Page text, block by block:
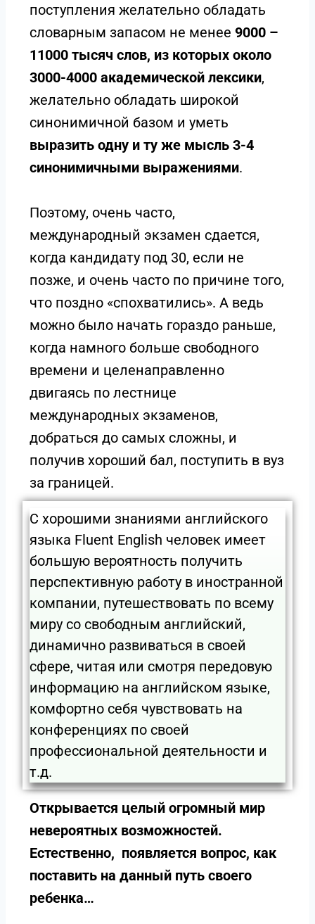
поступления желательно обладать
словарным запасом не менее 9000 –
11000 тысяч слов, из которых около
3000-4000 академической лексики,
желательно обладать широкой
синонимичной базом и уметь
выразить одну и ту же мысль 3-4
синонимичными выражениями.
Поэтому, очень часто,
международный экзамен сдается,
когда кандидату под 30, если не
позже, и очень часто по причине того,
что поздно «спохватились». А ведь
можно было начать гораздо раньше,
когда намного больше свободного
времени и целенаправленно
двигаясь по лестнице
международных экзаменов,
добраться до самых сложны, и
получив хороший бал, поступить в вуз
за границей.
С хорошими знаниями английского
языка Fluent English человек имеет
большую вероятность получить
перспективную работу в иностранной
компании, путешествовать по всему
миру со свободным английский,
динамично развиваться в своей
сфере, читая или смотря передовую
информацию на английском языке,
комфортно себя чувствовать на
конференциях по своей
профессиональной деятельности и
т.д.
Открывается целый огромный мир
невероятных возможностей.
Естественно, появляется вопрос, как
поставить на данный путь своего
ребенка…